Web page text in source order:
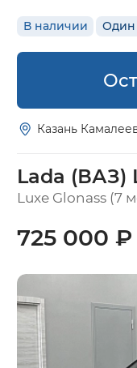
В наличии Один
Казань
Lada (ВАЗ)
Luxe Glonass (7
725 000 ₽